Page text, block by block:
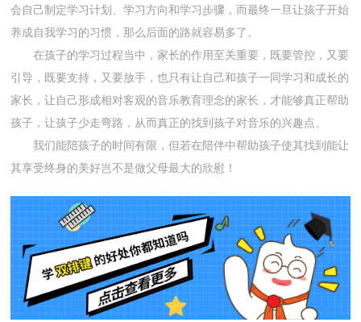
会自己制定学习计划、学习方向和学习步骤，而最终一旦让孩子开始
养成自我学习的习惯，那么后面的路就容易多了。
在孩子的学习过程当中，家长的作用至关重要，既要管控，又要
引导，既要支持，又要放手，也只有让自己和孩子一同学习和成长的
家长，让自己形成相对客观的音乐教育理念的家长，才能够真正帮助
孩子，让孩子少走弯路，从而真正的找到孩子对音乐的兴趣点。
我们能陪孩子的时间有限，但若在陪伴中帮助孩子使其找到能让
其享受终身的美好岂不是做父母最大的欣慰！